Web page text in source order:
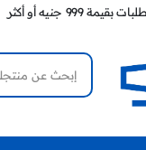
جنيه أو أكثر